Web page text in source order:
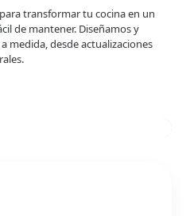
transformar tu cocina en un
de mantener. Diseñamos y
medida, desde actualizaciones